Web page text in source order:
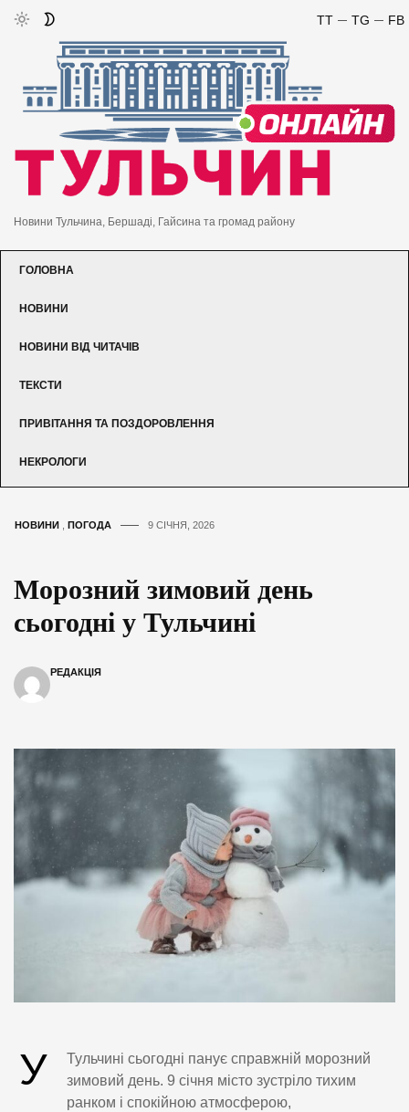
FB
TG
TT
Новини Тульчина, Бершаді, Гайсина та громад району
ГОЛОВНА
НОВИНИ
НОВИНИ ВІД ЧИТАЧІВ
ТЕКСТИ
ПРИВІТАННЯ ТА ПОЗДОРОВЛЕННЯ
НЕКРОЛОГИ
НОВИНИ ПОГОДА 9 СІЧНЯ, 2026
Морозний зимовий день
сьогодні у Тульчині
РЕДАКЦІЯ
У
Тульчині сьогодні панує справжній морозний
зимовий день. 9 січня місто зустріло тихим
ранком і спокійною атмосферою,